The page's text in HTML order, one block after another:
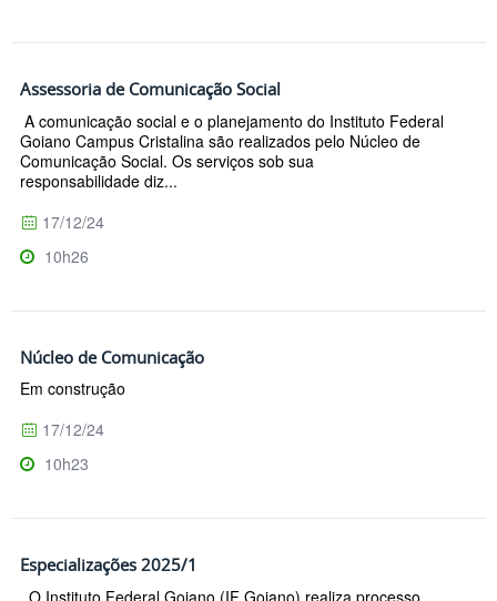
Assessoria de Comunicação Social
A comunicação social e o planejamento do Instituto Federal
Goiano Campus Cristalina são realizados pelo Núcleo de
Comunicação Social. Os serviços sob sua
responsabilidade diz...
17/12/24
10h26
Núcleo de Comunicação
Em construção
17/12/24
10h23
Especializações 2025/1